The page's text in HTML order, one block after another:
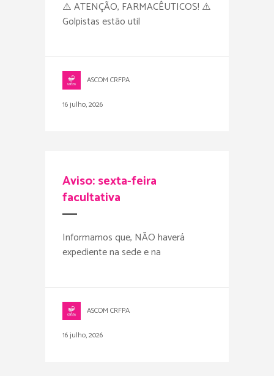
⚠️ ATENÇÃO, FARMACÊUTICOS! ⚠️
Golpistas estão util
ASCOM CRFPA
16 julho, 2026
Aviso: sexta-feira
facultativa
Informamos que, NÃO haverá
expediente na sede e na
ASCOM CRFPA
16 julho, 2026